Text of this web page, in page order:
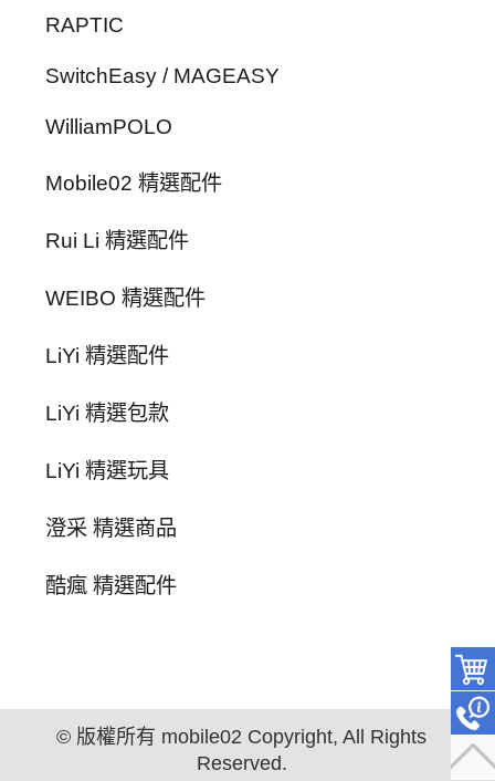
RAPTIC
SwitchEasy / MAGEASY
WilliamPOLO
Mobile02 精選配件
Rui Li 精選配件
WEIBO 精選配件
LiYi 精選配件
LiYi 精選包款
LiYi 精選玩具
澄采 精選商品
酷瘋 精選配件
© 版權所有 mobile02 Copyright, All Rights
Reserved.